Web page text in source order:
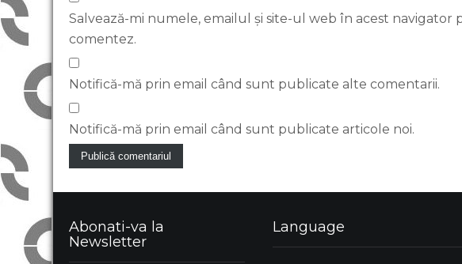
Salvează-mi numele, emailul și site-ul web în acest navigator
comentez.
Notifică-mă prin email când sunt publicate alte comentarii.
Notifică-mă prin email când sunt publicate articole noi.
Abonati-va la
Newsletter
Language